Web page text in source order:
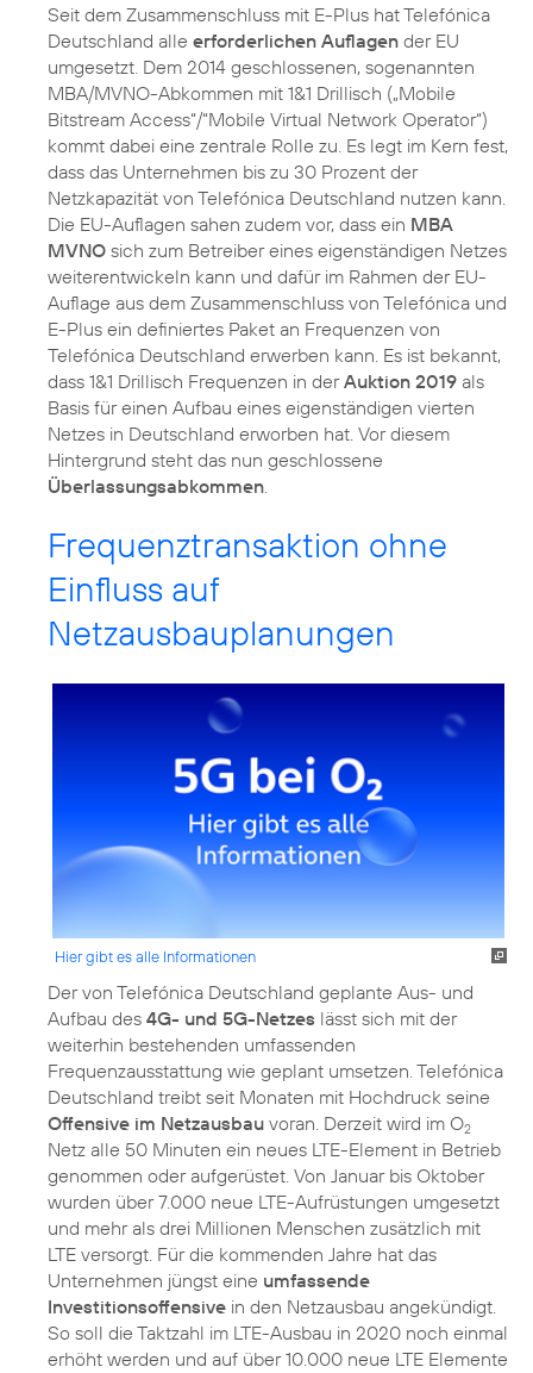
Seit dem Zusammenschluss mit E-Plus hat Telefónica
Deutschland alle erforderlichen Auflagen der EU
umgesetzt. Dem 2014 geschlossenen, sogenannten
MBA/MVNO-Abkommen mit 1&1 Drillisch („Mobile
Bitstream Access“/“Mobile Virtual Network Operator“)
kommt dabei eine zentrale Rolle zu. Es legt im Kern fest,
dass das Unternehmen bis zu 30 Prozent der
Netzkapazität von Telefónica Deutschland nutzen kann.
Die EU-Auflagen sahen zudem vor, dass ein MBA
MVNO sich zum Betreiber eines eigenständigen Netzes
weiterentwickeln kann und dafür im Rahmen der EU-
Auflage aus dem Zusammenschluss von Telefónica und
E-Plus ein definiertes Paket an Frequenzen von
Telefónica Deutschland erwerben kann. Es ist bekannt,
dass 1&1 Drillisch Frequenzen in derAuktion 2019 als
Basis für einen Aufbau eines eigenständigen vierten
Netzes in Deutschland erworben hat. Vor diesem
Hintergrund steht das nun geschlossene
Überlassungsabkommen
Frequenztransaktion ohne
Einfluss auf
Netzausbauplanungen
Hier gibt es alle Informationen
Der von Telefónica Deutschland geplante Aus- und
Aufbau des 4G- und 5G-Netzes lässt sich mit der
weiterhin bestehenden umfassenden
Frequenzausstattung wie geplant umsetzen. Telefónica
Deutschland treibt seit Monaten mit Hochdruck seine
Offensive im Netzausbau voran. Derzeit wird im O2
Netz alle 50 Minuten ein neues LTE-Element in Betrieb
genommen oder aufgerüstet. Von Januar bis Oktober
wurden über 7.000 neue LTE-Aufrüstungen umgesetzt
und mehr als drei Millionen Menschen zusätzlich mit
LTE versorgt. Für die kommenden Jahre hat das
Unternehmen jüngst eine umfassende
Investitionsoffensive in den Netzausbau angekündigt.
So soll die Taktzahl im LTE-Ausbau in 2020 noch einmal
erhöht werden und auf über 10.000 neue LTE Elemente